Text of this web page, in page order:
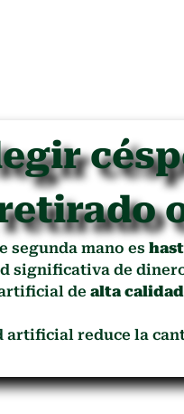
segunda mano es
significativa de
de alta calidad
artificial reduce la